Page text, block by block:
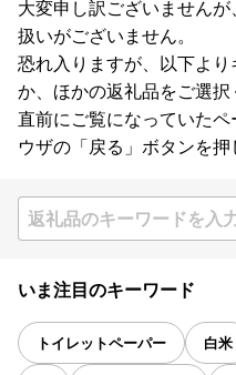
大変申し訳ございません
扱いがございません。
恐れ入りますが、以下よ
か、ほかの返礼品をご選択
直前にご覧になっていた
ウザの「戻る」ボタンを押
いま注目のキーワード
トイレットペーパー 白米